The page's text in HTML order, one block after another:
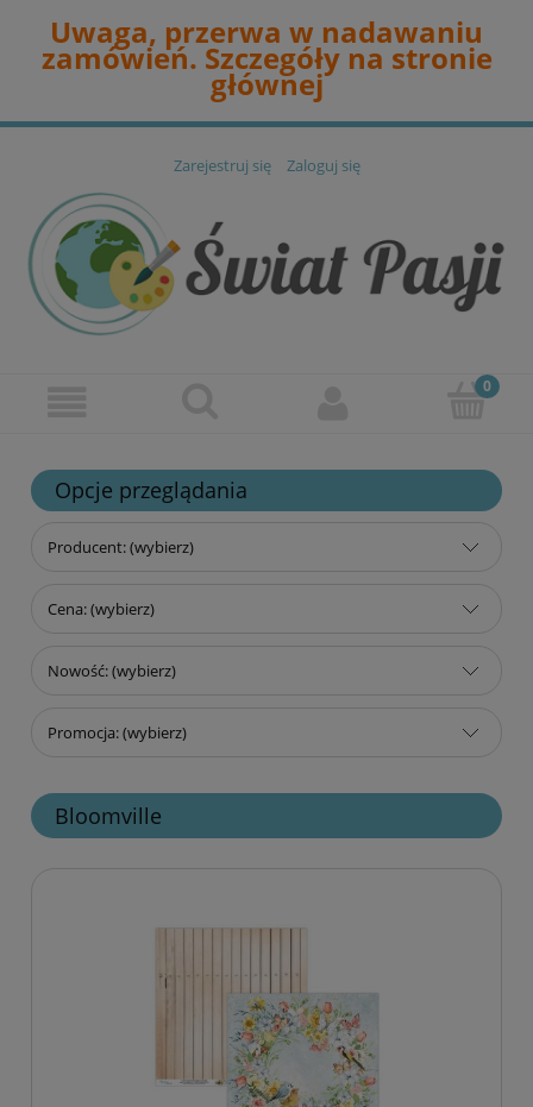
Uwaga, przerwa w nadawaniu
zamówień. Szczegóły na stronie
głównej
Zarejestruj się Zaloguj się
Opcje przeglądania
Producent: (wybierz)
Cena: (wybierz)
Nowość: (wybierz)
Promocja: (wybierz)
Bloomville